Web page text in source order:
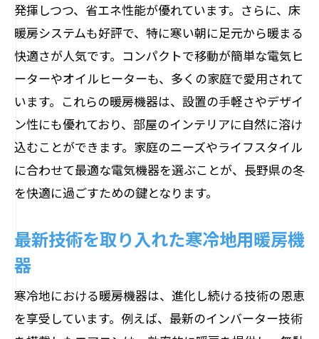
荻原電機のおすすめ家庭用電気機器
長野県で使える人気の家庭用電気機器
荻原電機が選ぶ、省エネ性能の高い家電
家庭用電気機器の選び方：荻原電機の視
点
長野県の気候に適した家庭用電気機器
荻原電機の技術で選ぶ信頼の家庭用電気
機器
方
地域特性を活かした電気機器の選定ポイ
ント
発揮しつつ、省エネ性能が優れています。さらに、床
暖房システムも好評で、特に寒い朝に足元から暖まる
快適さが人気です。コンパクトで移動が簡単な電気ヒ
ーターやオイルヒーターも、多くの家庭で愛用されて
います。これらの暖房機器は、設置の手軽さやデザイ
ン性にも優れており、部屋のインテリアに自然に溶け
込むことができます。家庭のニーズやライフスタイル
に合わせて最適な電気機器を選ぶことが、長野県の冬
を快適に過ごすための鍵となります。
最新技術を取り入れた寒冷地用暖房機
器
寒冷地における暖房機器は、進化し続ける技術の恩恵
を享受しています。例えば、最新のインバーター技術